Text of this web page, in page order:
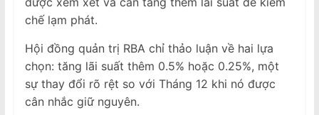
chế lạm phát.
Hội đồng quản trị RBA chỉ thảo luận về hai lựa
chọn: tăng lãi suất thêm 0.5% hoặc 0.25%, một
sự thay đổi rõ rệt so với Tháng 12 khi nó được
cân nhắc giữ nguyên.